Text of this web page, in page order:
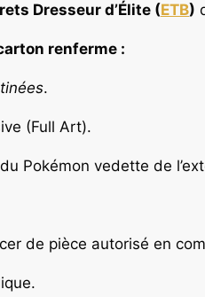
Dresseur d’Élite (ETB)
renferme :
.
(Full Art).
Pokémon vedette de
de pièce autorisé en